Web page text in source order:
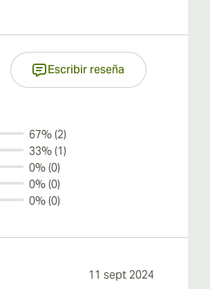
Escribir reseña
67% (2)
33% (1)
0% (0)
0% (0)
0% (0)
11 sept 2024